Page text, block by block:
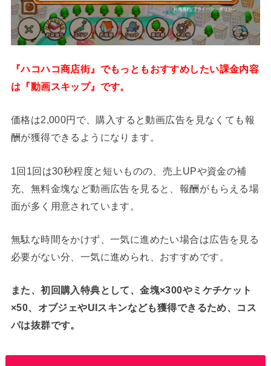
『ハコハコ商店街』でもっともおすすめしたい課金内容
は『動画スキップ』です。
価格は2,000円で、購入すると動画広告を見なくても報
酬が獲得できるようになります。
1回1回は30秒程度と短いものの、売上UPや資金の補
充、無料金塊など動画広告を見ると、報酬がもらえる場
面が多く用意されています。
無駄な時間をかけず、一気に進めたい場合は広告を見る
必要がない分、一気に進められ、おすすめです。
また、初回購入特典として、金塊×300やミケチケット
×50、オブジェやUIスキンなども獲得できるため、コス
パは抜群です。